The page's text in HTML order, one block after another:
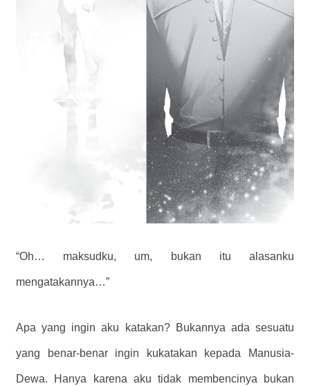
“Oh… maksudku, um, bukan itu alasanku
mengatakannya…”
Apa yang ingin aku katakan? Bukannya ada sesuatu
yang benar-benar ingin kukatakan kepada Manusia-
Dewa. Hanya karena aku tidak membencinya bukan